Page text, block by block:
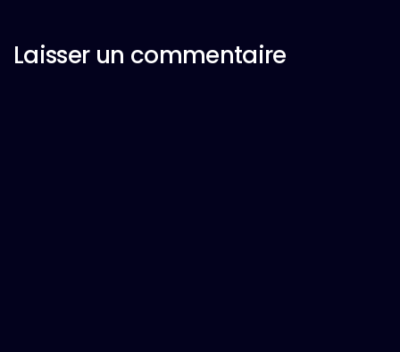
Laisser un commentaire